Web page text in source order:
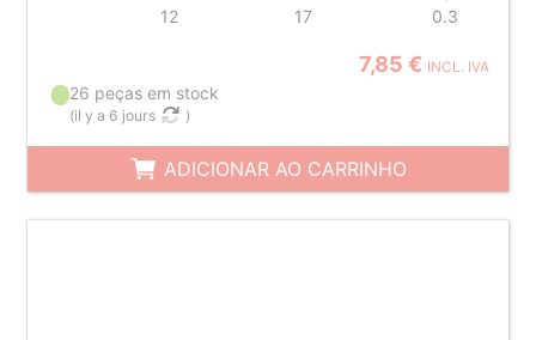
12 17 0.3
7,85 € INCL. IVA
26 peças em stock
(il y a 6 jours )
ADICIONAR AO CARRINHO